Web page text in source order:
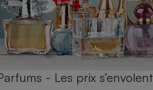
- Les prix s’envolent